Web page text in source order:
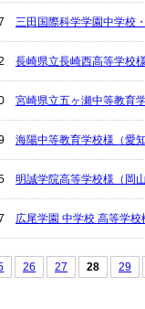
三田国際科学学園中学校
長崎県立長崎西高等学校
宮崎県立五ヶ瀬中等教育
海陽中等教育学校様（愛
明誠学院高等学校様（岡
広尾学園 中学校 高等学
26 27 28 29